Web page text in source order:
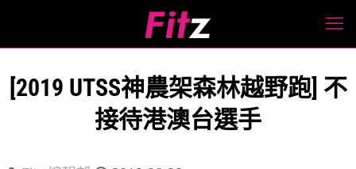
[2019 UTSS神農架森林越野跑] 不
接待港澳台選手